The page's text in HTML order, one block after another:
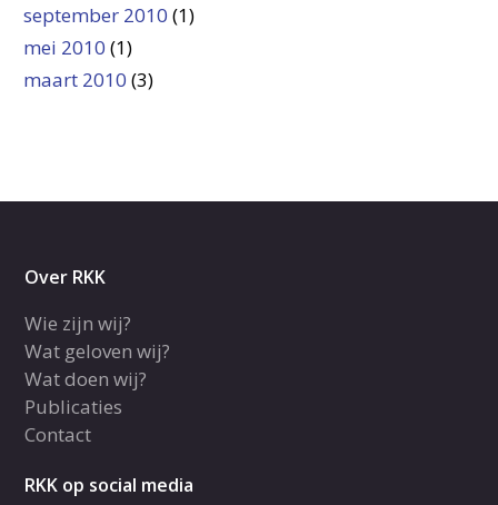
september 2010 (1)
mei 2010 (1)
maart 2010 (3)
Over RKK
Wie zijn wij?
Wat geloven wij?
Wat doen wij?
Publicaties
Contact
RKK op social media